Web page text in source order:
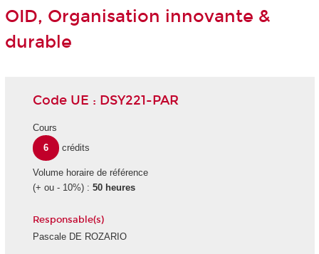
OID, Organisation innovante &
durable
Code UE : DSY221-PAR
Cours
6
crédits
Volume horaire de référence
(+ ou - 10%) : 50 heures
Responsable(s)
Pascale DE ROZARIO